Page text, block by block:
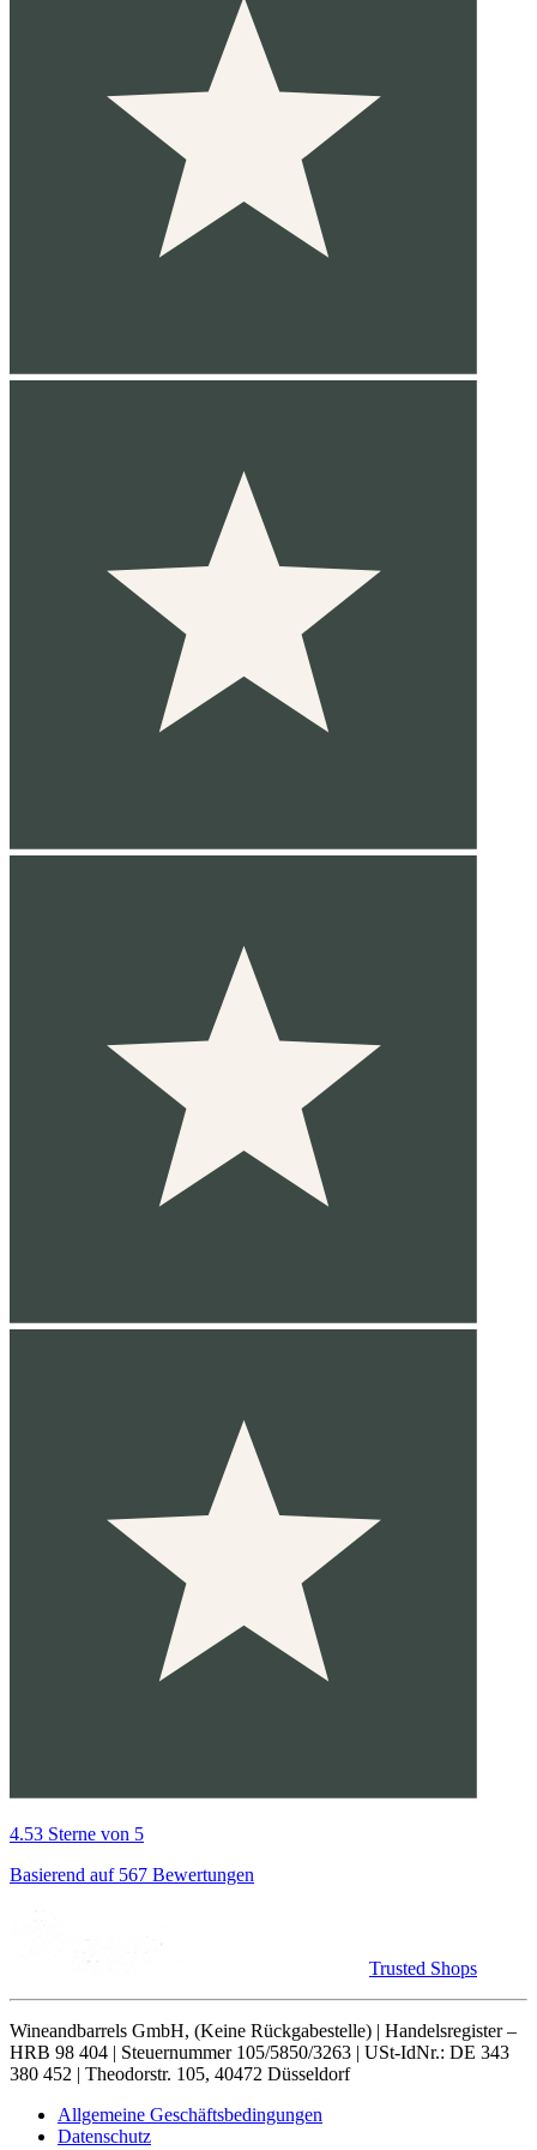
4.53 Sterne von 5
Basierend auf 567 Bewertungen
Trusted Shops
Wineandbarrels GmbH, (Keine Rückgabestelle) | Handelsregister –
HRB 98 404 | Steuernummer 105/5850/3263 | USt-IdNr.: DE 343
380 452 | Theodorstr. 105, 40472 Düsseldorf
Allgemeine Geschäftsbedingungen
Datenschutz